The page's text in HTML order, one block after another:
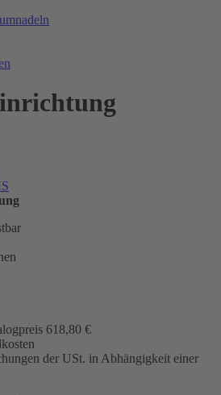
618,80 €
der USt. in Abhängigkeit einer